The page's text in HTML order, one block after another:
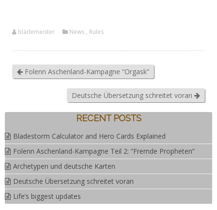
blademeister News , Rules
Folenn Aschenland-Kampagne “Orgask”
Deutsche Übersetzung schreitet voran
RECENT POSTS
Bladestorm Calculator and Hero Cards Explained
Folenn Aschenland-Kampagne Teil 2: “Fremde Propheten”
Archetypen und deutsche Karten
Deutsche Übersetzung schreitet voran
Life’s biggest updates